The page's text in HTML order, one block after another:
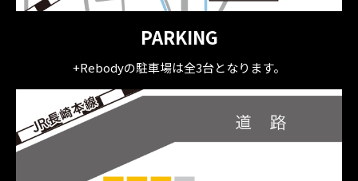
PARKING
+Rebodyの駐車場は全3台となります。